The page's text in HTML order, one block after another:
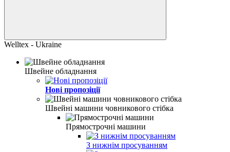
Welltex - Ukraine
Швейне обладнання
Нові пропозіції
Швейні машини човникового стібка
Прямострочні машини
З нижнім просуванням